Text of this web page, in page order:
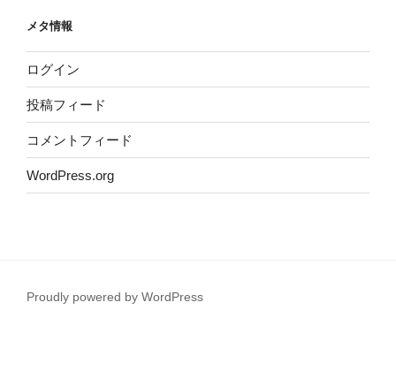
メタ情報
ログイン
投稿フィード
コメントフィード
WordPress.org
Proudly powered by WordPress